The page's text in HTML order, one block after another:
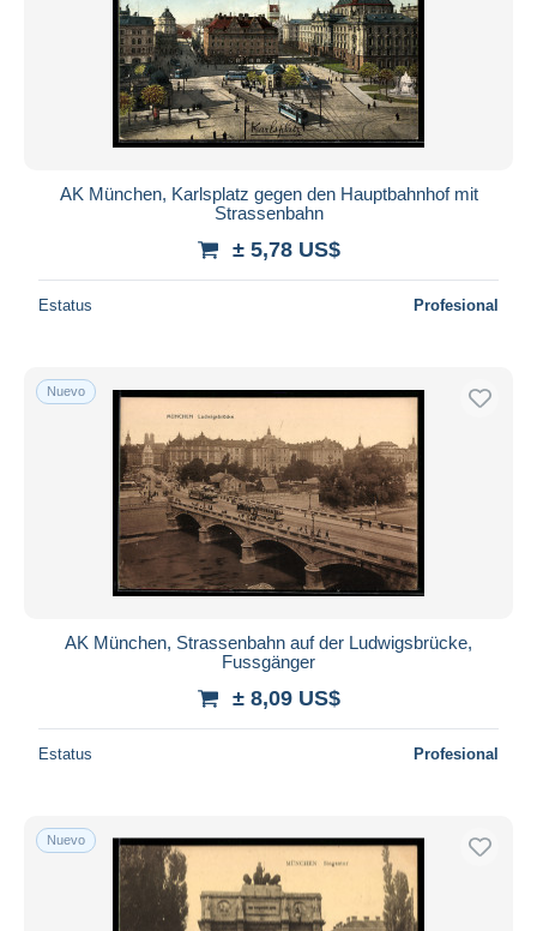
AK München, Karlsplatz gegen den Hauptbahnhof mit
Strassenbahn
± 5,78 US$
Estatus Profesional
Nuevo
AK München, Strassenbahn auf der Ludwigsbrücke,
Fussgänger
± 8,09 US$
Estatus Profesional
Nuevo